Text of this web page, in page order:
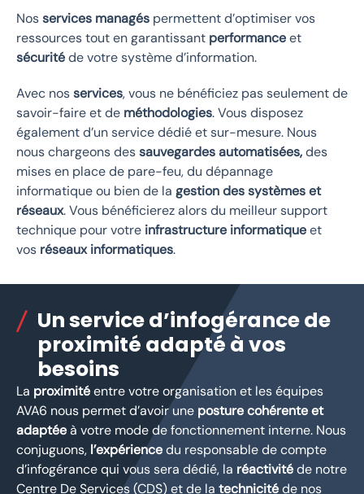
Nosservices managés permettent d’optimiser vos
ressources tout en garantissant performanceet
sécuritéde votre système d’information.
Avec nosservices, vous ne bénéficiez pas seulement de
savoir-faire et de méthodologies. Vous disposez
également d’un service dédié et sur-mesure. Nous
nous chargeons dessauvegardes automatisées,des
mises en place de pare-feu, du dépannage
informatique ou bien de la gestion des systèmes et
réseaux. Vous bénéficierez alors du meilleur support
technique pour votre infrastructure informatiqueet
vos réseaux informatiques.
Un service d’infogérance de
proximité adapté à vos
besoins
La proximitéentre votre organisation et les équipes
AVA6 nous permet d’avoir une posture cohérente et
adaptéeà votre mode de fonctionnement interne. Nous
conjuguons, l’expériencedu responsable de compte
d’infogérance qui vous sera dédié, la réactivitéde notre
Centre De Services (CDS) et de la technicitéde nos